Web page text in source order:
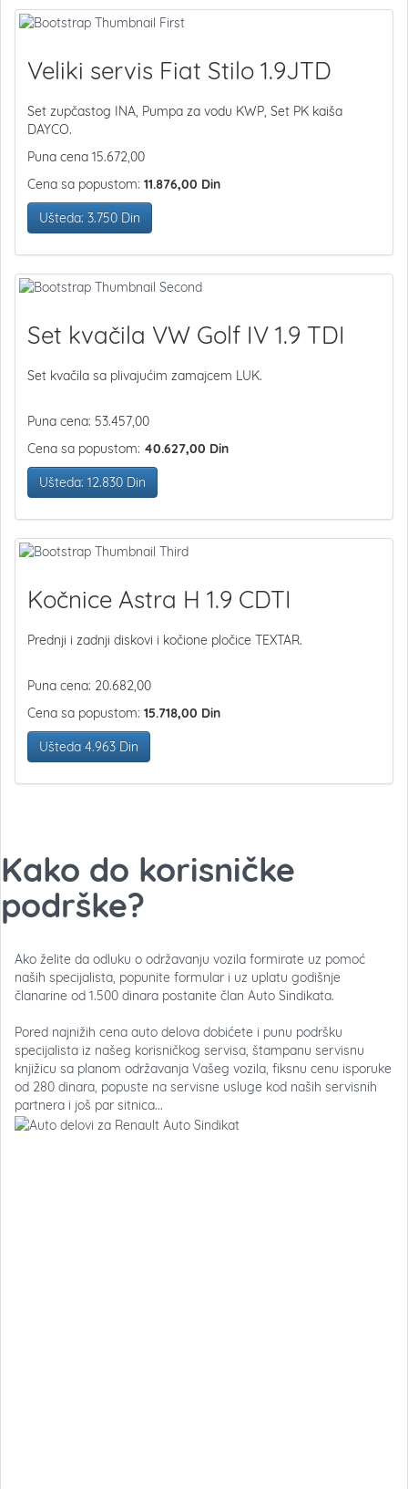
Veliki servis Fiat Stilo 1.9JTD
Set zupčastog INA, Pumpa za vodu KWP, Set PK kaiša
DAYCO.
Puna cena 15.672,00
Cena sa popustom: 11.876,00 Din
Ušteda: 3.750 Din
Set kvačila VW Golf IV 1.9 TDI
Set kvačila sa plivajućim zamajcem LUK.
Puna cena: 53.457,00
Cena sa popustom: 40.627,00 Din
Ušteda: 12.830 Din
Kočnice Astra H 1.9 CDTI
Prednji i zadnji diskovi i kočione pločice TEXTAR.
Puna cena: 20.682,00
Cena sa popustom: 15.718,00 Din
Ušteda 4.963 Din
Kako do korisničke
podrške?
Ako želite da odluku o održavanju vozila formirate uz pomoć
naših specijalista, popunite formular i uz uplatu godišnje
članarine od 1.500 dinara postanite član Auto Sindikata.
Pored najnižih cena auto delova dobićete i punu podršku
specijalista iz našeg korisničkog servisa, štampanu servisnu
knjižicu sa planom održavanja Vašeg vozila, fiksnu cenu isporuke
od 280 dinara, popuste na servisne usluge kod naših servisnih
partnera i još par sitnica...